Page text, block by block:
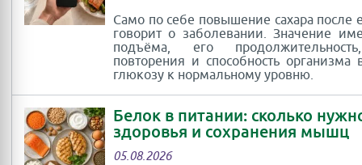
Само по себе повышение сахара после
говорит о заболевании. Значение
подъёма, его
повторения и способность организма
глюкозу к нормальному уровню.
Белок в питании: сколько
здоровья и сохранения мышц
05.08.2026